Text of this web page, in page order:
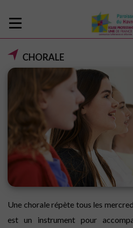
CHORALE
Une chorale répète tous les
est un instrument pour